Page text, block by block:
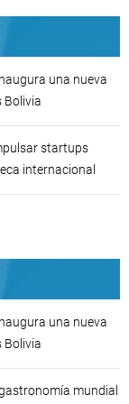
una nueva
Bolivia
startups
internacional
una nueva
Bolivia
mundial